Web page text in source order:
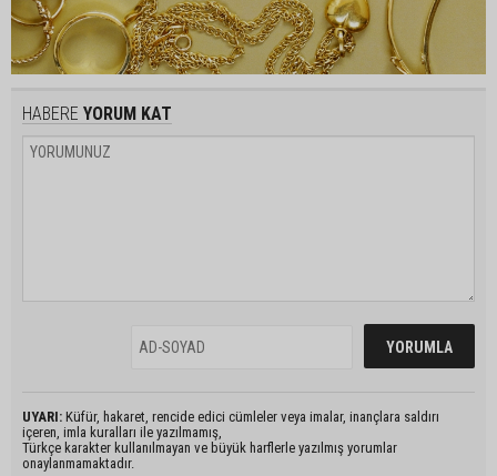
HABERE YORUM KAT
UYARI: Küfür, hakaret, rencide edici cümleler veya imalar, inançlara saldırı
içeren, imla kuralları ile yazılmamış,
Türkçe karakter kullanılmayan ve büyük harflerle yazılmış yorumlar
onaylanmamaktadır.